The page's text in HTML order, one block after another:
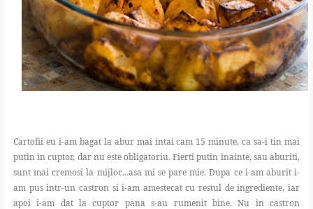
Cartofii eu i-am bagat la abur mai intai cam 15 minute, ca sa-i tin mai
putin in cuptor, dar nu este obligatoriu. Fierti putin inainte, sau aburiti,
sunt mai cremosi la mijloc...asa mi se pare mie. Dupa ce i-am aburit i-
am pus intr-un castron si i-am amestecat cu restul de ingrediente, iar
apoi i-am dat la cuptor pana s-au rumenit bine. Nu in castron